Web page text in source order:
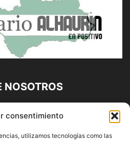
consentimiento
utilizamos tecnologías como las
NOSOTROS
Propiedad de
| 639 95 71 95 | Noticias de
Málaga y Provincia|